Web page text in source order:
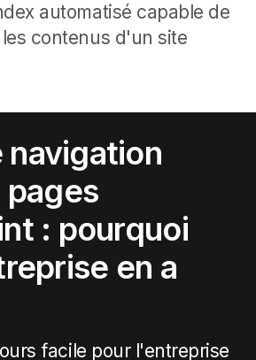
automatisé capable de
contenus d'un site
navigation
: pourquoi
en a
facile pour l'entreprise